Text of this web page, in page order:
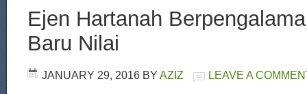
Ejen Hartanah
Baru Nilai
JANUARY 29, 2016 BY AZIZ LEAVE A